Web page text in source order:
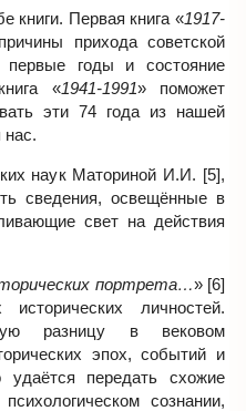
книги. Первая книга «1917-
прихода советской
первые годы и состояние
«1941-1991» поможет
эти 74 года из нашей
нас.
наук Маториной И.И. [5],
сведения, освещённые в
свет на действия
портрета…» [6]
личностей.
разницу в вековом
эпох, событий и
удаётся передать схожие
сознании,